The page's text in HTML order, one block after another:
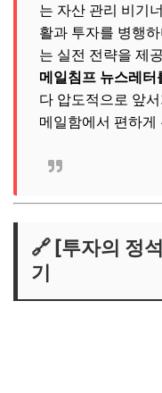
는 자산 관리 비기
활과 투자를 병행
는 실전 전략을 제
메일침프 뉴스레터
다 압도적으로 앞
메일함에서 편하게
🔗 [투자의 정
기